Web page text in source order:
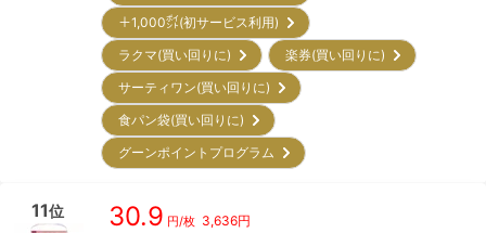
＋1,000㌽(初サービス利用)
ラクマ(買い回りに)
楽券(買い回りに)
サーティワン(買い回りに)
食パン袋(買い回りに)
グーンポイントプログラム
11位 30.9 円/枚 3,636円